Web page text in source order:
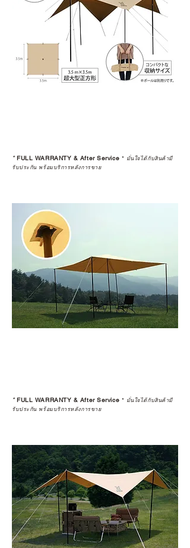
*FULL WARRANTY & After Service * มั่นใจได้กับสินค้ามี
รับประกัน พร้อมบริการหลังการขาย
*FULL WARRANTY & After Service * มั่นใจได้กับสินค้ามี
รับประกัน พร้อมบริการหลังการขาย